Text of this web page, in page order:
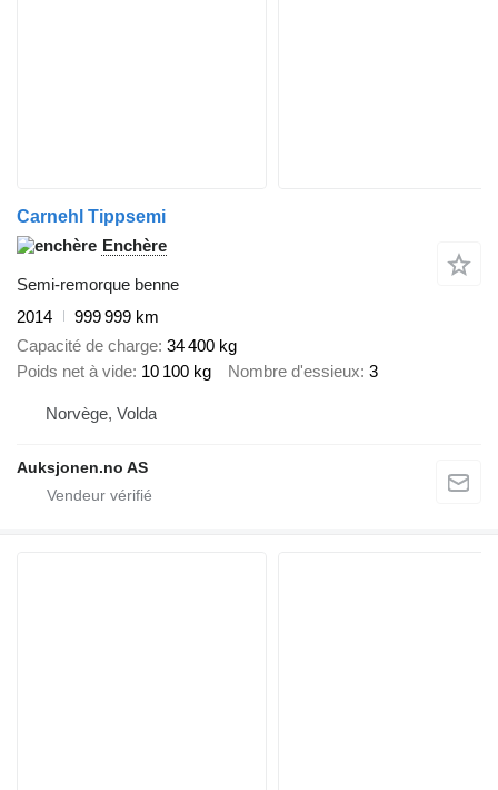
Carnehl Tippsemi
Enchère
Semi-remorque benne
2014
999 999 km
Capacité de charge 34 400 kg
Poids net à vide 10 100 kg Nombre d'essieux 3
Norvège, Volda
Auksjonen.no AS